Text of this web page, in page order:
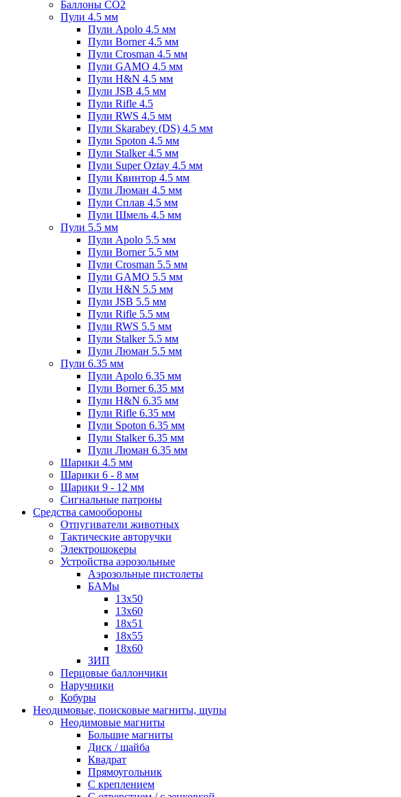
Баллоны CO2
Пули 4.5 мм
Пули Apolo 4.5 мм
Пули Borner 4.5 мм
Пули Crosman 4.5 мм
Пули GAMO 4.5 мм
Пули H&N 4.5 мм
Пули JSB 4.5 мм
Пули Rifle 4.5
Пули RWS 4.5 мм
Пули Skarabey (DS) 4.5 мм
Пули Spoton 4.5 мм
Пули Stalker 4.5 мм
Пули Super Oztay 4.5 мм
Пули Квинтор 4.5 мм
Пули Люман 4.5 мм
Пули Сплав 4.5 мм
Пули Шмель 4.5 мм
Пули 5.5 мм
Пули Apolo 5.5 мм
Пули Borner 5.5 мм
Пули Crosman 5.5 мм
Пули GAMO 5.5 мм
Пули H&N 5.5 мм
Пули JSB 5.5 мм
Пули Rifle 5.5 мм
Пули RWS 5.5 мм
Пули Stalker 5.5 мм
Пули Люман 5.5 мм
Пули 6.35 мм
Пули Apolo 6.35 мм
Пули Borner 6.35 мм
Пули H&N 6.35 мм
Пули Rifle 6.35 мм
Пули Spoton 6.35 мм
Пули Stalker 6.35 мм
Пули Люман 6.35 мм
Шарики 4.5 мм
Шарики 6 - 8 мм
Шарики 9 - 12 мм
Сигнальные патроны
Средства самообороны
Отпугиватели животных
Тактические авторучки
Электрошокеры
Устройства аэрозольные
Аэрозольные пистолеты
БАМы
13х50
13х60
18х51
18х55
18х60
ЗИП
Перцовые баллончики
Наручники
Кобуры
Неодимовые, поисковые магниты, щупы
Неодимовые магниты
Большие магниты
Диск / шайба
Квадрат
Прямоугольник
С креплением